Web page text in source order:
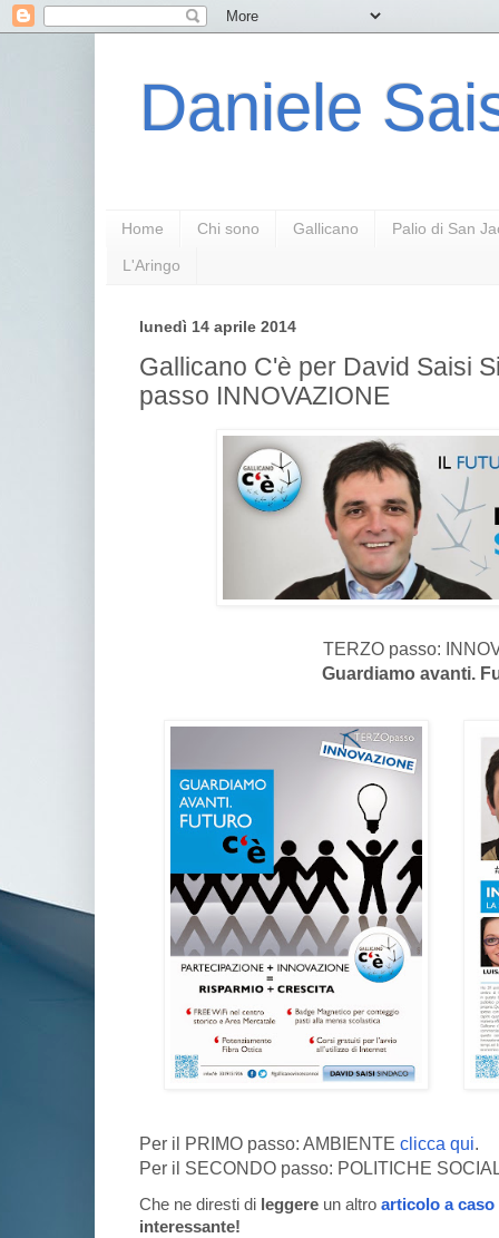
Daniele
Home Chi sono Gallicano Palio di San
L'Aringo
lunedì 14 aprile 2014
Gallicano C'è per David Saisi
passo INNOVAZIONE
TERZO passo:
Guardiamo avanti.
Per il PRIMO passo: AMBIENTE clicca qui.
Per il SECONDO passo: POLITICHE
Che ne diresti di leggere un altro articolo a caso
interessante!